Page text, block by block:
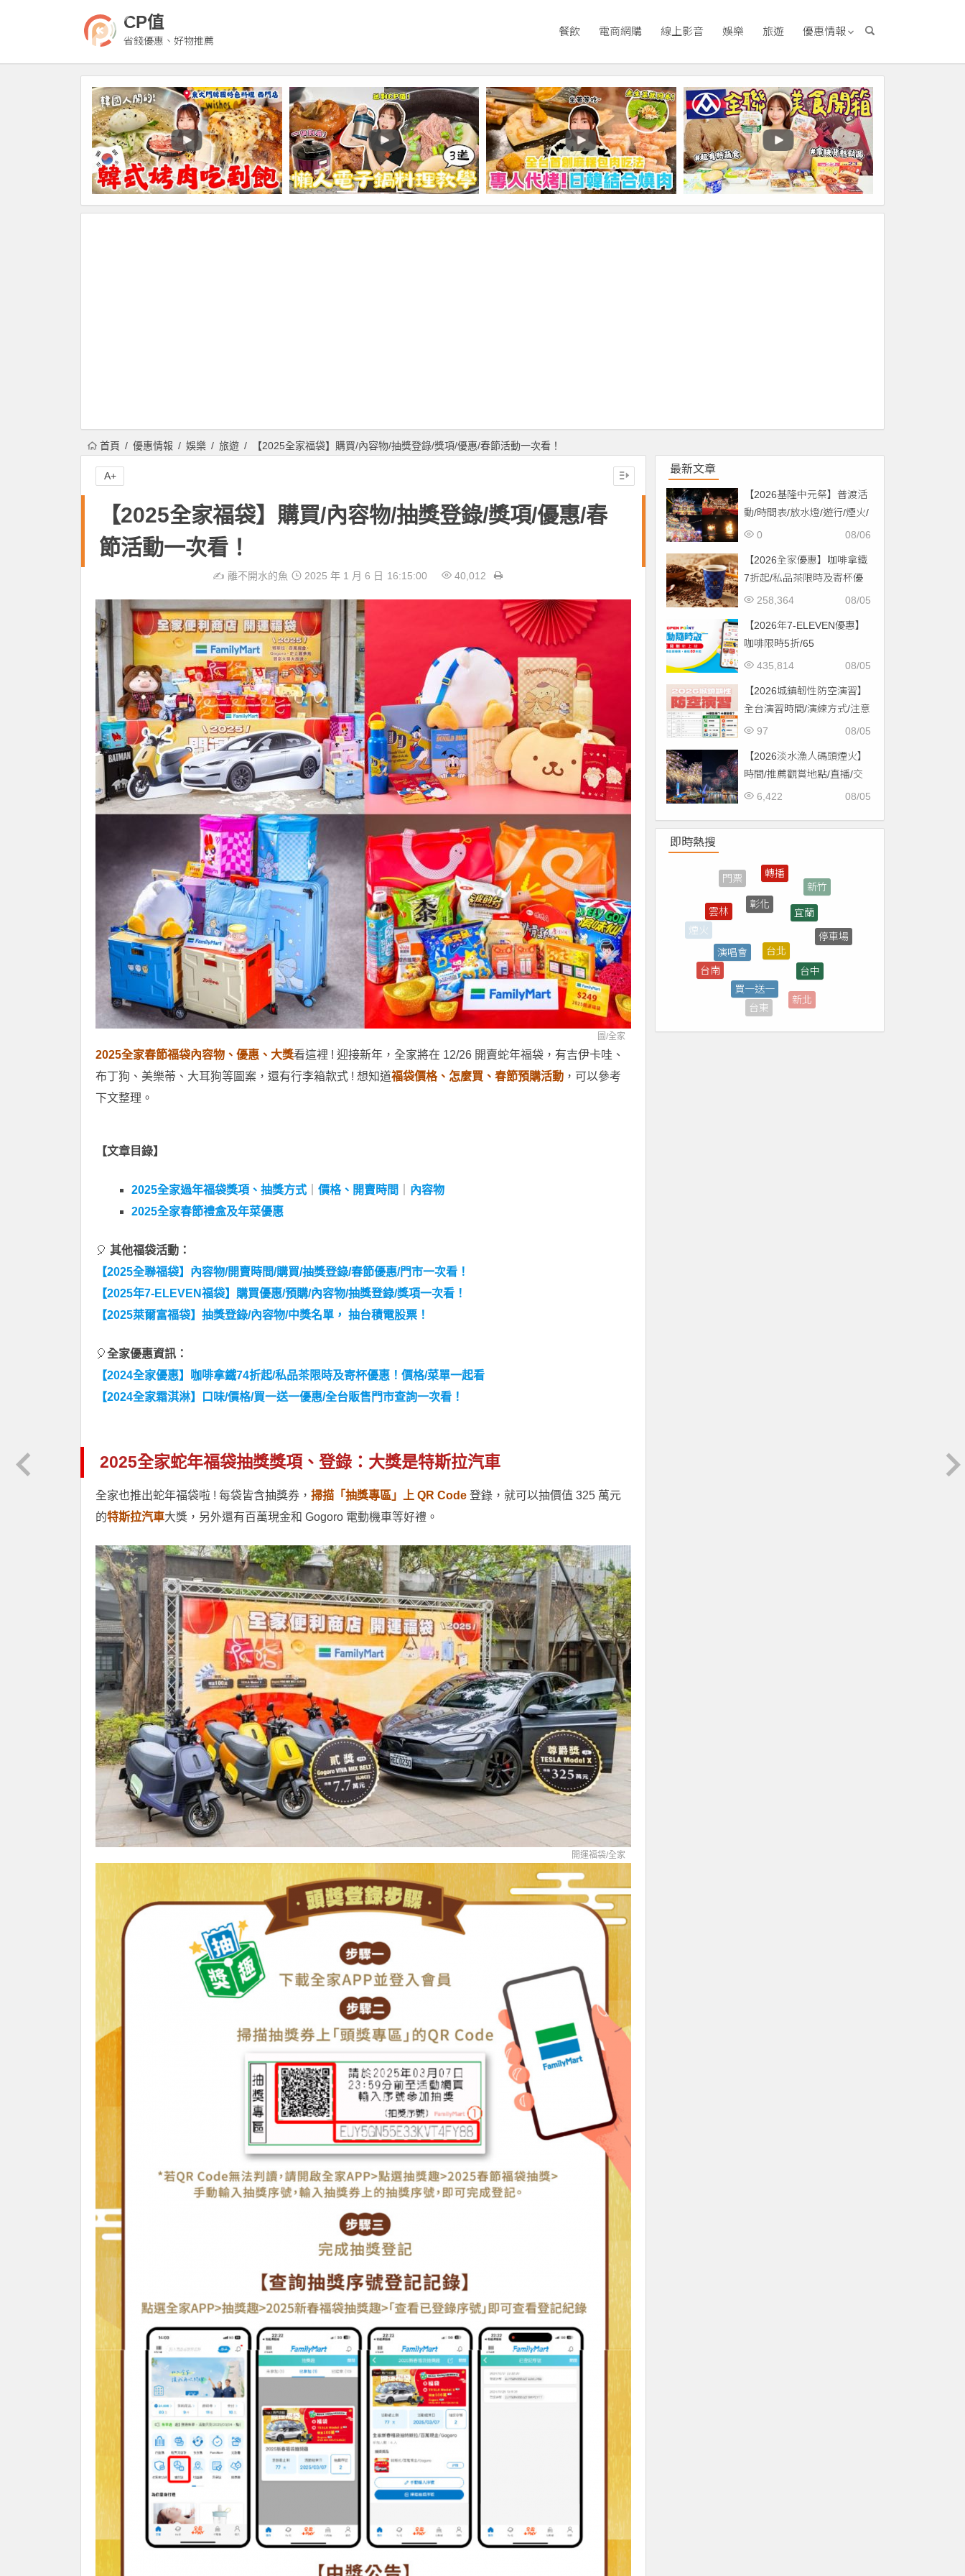
CP值
省錢優惠、好物推薦
餐飲 電商網購 線上影音 娛樂 旅遊 優惠情報
首頁 優惠情報 娛樂 旅遊 【2025全家福袋】購買/內容物/抽獎登錄/獎項/優惠/春節活動一次看！
【2025全家福袋】購買/內容物/抽獎登錄/獎項/優惠/春
節活動一次看！
✍️離不開水的魚 2025 年 1 月 6 日 16:15:00 40,012
圖/全家
2025全家春節福袋內容物、優惠、大獎看這裡 ! 迎接新年，全家將在 12/26 開賣蛇年福袋，有吉伊卡哇、
布丁狗、美樂蒂、大耳狗等圖案，還有行李箱款式 ! 想知道福袋價格、怎麼買、春節預購活動 ，可以參考
下文整理。
【文章目錄】
2025全家過年福袋獎項、抽獎方式 價格、開賣時間
內容物
2025全家春節禮盒及年菜優惠
🎈 其他福袋活動：
【2025全聯福袋】內容物/開賣時間/購買/抽獎登錄/春節優惠/門市一次看！
【2025年7-ELEVEN福袋】購買優惠/預購/內容物/抽獎登錄/獎項一次看！
【2025萊爾富福袋】抽獎登錄/內容物/中獎名單， 抽台積電股票！
🎈全家優惠資訊：
【2024全家優惠】咖啡拿鐵74折起/私品茶限時及寄杯優惠！價格/菜單一起看
【2024全家霜淇淋】口味/價格/買一送一優惠/全台販售門市查詢一次看！
2025全家蛇年福袋抽獎獎項、登錄：大獎是特斯拉汽車
全家也推出蛇年福袋啦 ! 每袋皆含抽獎券， 掃描「抽獎專區」上 QR Code 登錄，就可以抽價值 325 萬元
的特斯拉汽車大獎，另外還有百萬現金和 Gogoro 電動機車等好禮。
開運福袋/全家
A+
最新文章
【2026基隆中元祭】普渡活
動/時間表/放水燈/遊行/煙火/
交通一次看！
08/06
0
【2026全家優惠】咖啡拿鐵
7折起/私品茶限時及寄杯優
惠！價格/菜單一起看
08/05
258,364
【2026年7-ELEVEN優惠】
咖啡限時5折/65
折/CITYCAFE菜單一起看！
08/05
435,814
【2026城鎮韌性防空演習】
全台演習時間/演練方式/注意
事項一次看！
08/05
97
【2026淡水漁人碼頭煙火】
時間/推薦觀賞地點/直播/交
通資訊一次看！
08/05
6,422
即時熱搜
雲林
彰化
宜蘭
優惠券
免費
屏東
台南
演唱會
台北
台中
新北
台東
買一送一